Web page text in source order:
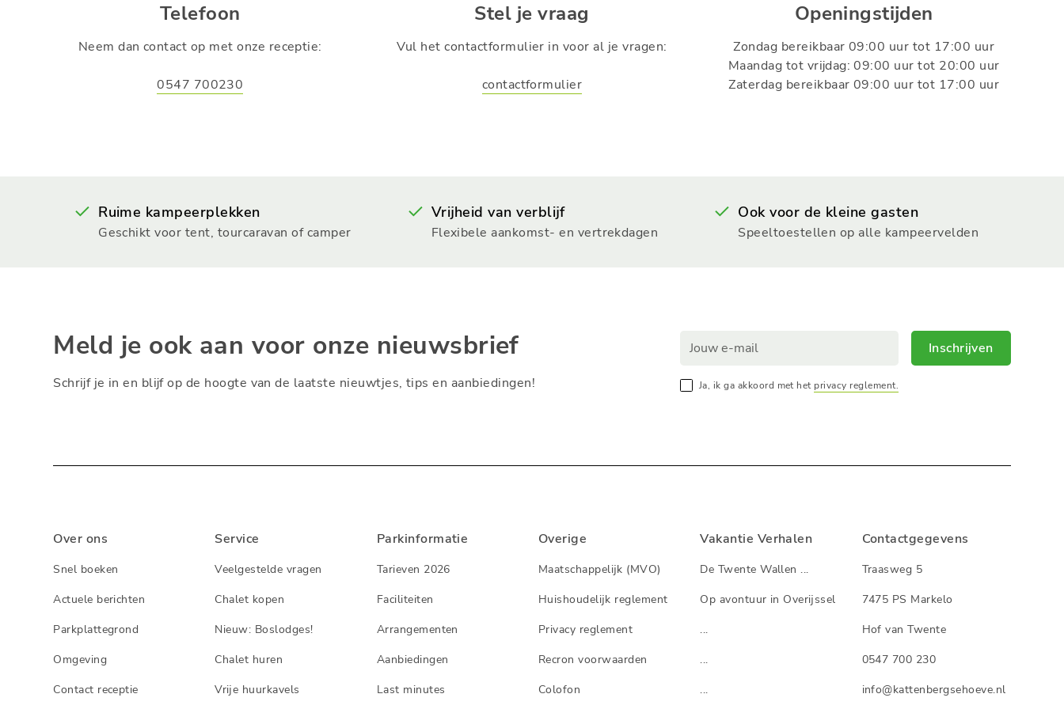
Telefoon
Neem dan contact op met onze receptie:
0547 700230
Stel je vraag
Vul het contactformulier in voor al je vragen:
contactformulier
Openingstijden
Zondag bereikbaar 09:00 uur tot 17:00 uur
Maandag tot vrijdag: 09:00 uur tot 20:00 uur
Zaterdag bereikbaar 09:00 uur tot 17:00 uur
Ruime kampeerplekken
Geschikt voor tent, tourcaravan of camper
Vrijheid van verblijf
Flexibele aankomst- en vertrekdagen
Ook voor de kleine gasten
Speeltoestellen op alle kampeervelden
Meld je ook aan voor onze nieuwsbrief
Schrijf je in en blijf op de hoogte van de laatste nieuwtjes, tips en aanbiedingen!
Inschrijven
Ja, ik ga akkoord met het privacy reglement.
Over ons
Snel boeken
Actuele berichten
Parkplattegrond
Omgeving
Contact receptie
Service
Veelgestelde vragen
Chalet kopen
Nieuw: Boslodges!
Chalet huren
Vrije huurkavels
Parkinformatie
Tarieven 2026
Faciliteiten
Arrangementen
Aanbiedingen
Last minutes
Overige
Maatschappelijk (MVO)
Huishoudelijk reglement
Privacy reglement
Recron voorwaarden
Colofon
Vakantie Verhalen
De Twente Wallen ...
Op avontuur in Overijssel
...
...
...
Contactgegevens
Traasweg 5
7475 PS Markelo
Hof van Twente
0547 700 230
info@kattenbergsehoeve.nl